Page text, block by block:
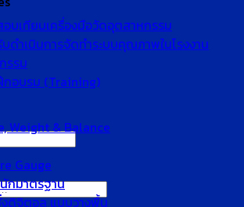
อบเทียบเครื่องมือวัดอุตสาหกรรม
ดำเนินการจัดทำระบบคุณภาพในโรงงาน
รรม
กอบรม (Training)
Weight & Balance
Gauge
กมาตรฐาน
งดิจิตอล แบบวางพื้น